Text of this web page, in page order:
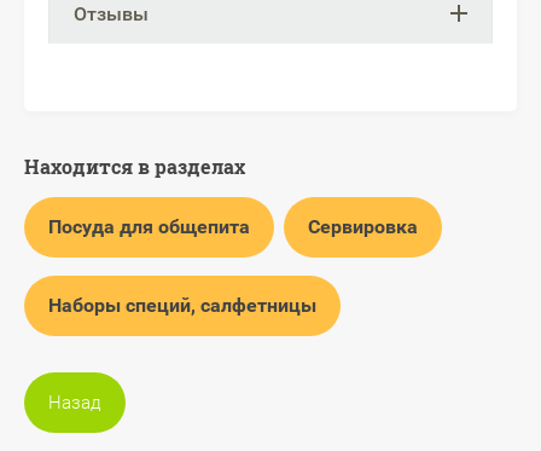
Отзывы
Находится в разделах
Посуда для общепита Сервировка
Наборы специй, салфетницы
Назад